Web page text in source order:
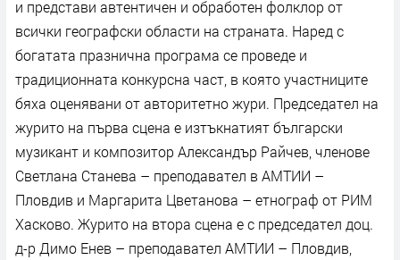
и представи автентичен и обработен фолклор от
всички географски области на страната. Наред с
богатата празнична програма се проведе и
традиционната конкурсна част, в която участниците
бяха оценявани от авторитетно жури. Председател на
журито на първа сцена е изтъкнатият български
музикант и композитор Александър Райчев, членове
Светлана Станева – преподавател в АМТИИ –
Пловдив и Маргарита Цветанова – етнограф от РИМ
Хасково. Журито на втора сцена е с председател доц.
д-р Димо Енев – преподавател АМТИИ – Пловдив,